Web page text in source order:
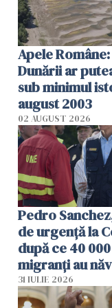
Apele
Dunării ar
sub minimul
august 2003
02 AUGUST 2026
Pedro
de urgență la
după ce 40
migranți au
teritoriul
mobiliza toate
31 IULIE 2026